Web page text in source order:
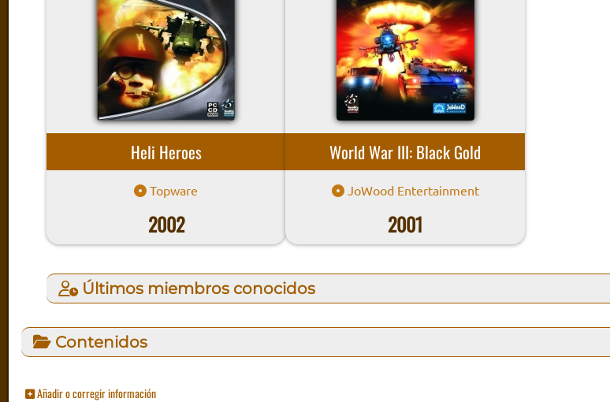
Heli Heroes
Topware
2002
World War III: Black Gold
JoWood Entertainment
2001
Últimos miembros conocidos
Contenidos
Añadir o corregir información